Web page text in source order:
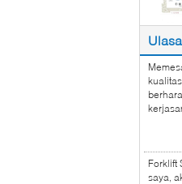
Forklift
saya,